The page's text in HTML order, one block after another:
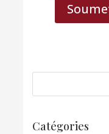
Catégories